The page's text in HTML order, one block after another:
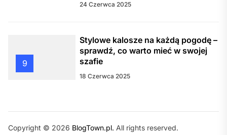
24 Czerwca 2025
9
Stylowe kalosze na każdą pogodę –
sprawdź, co warto mieć w swojej
szafie
18 Czerwca 2025
Copyright © 2026 BlogTown.pl. All rights reserved.